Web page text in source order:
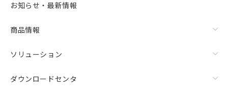
お知らせ・最新情報
商品情報
ソリューション
ダウンロードセンタ